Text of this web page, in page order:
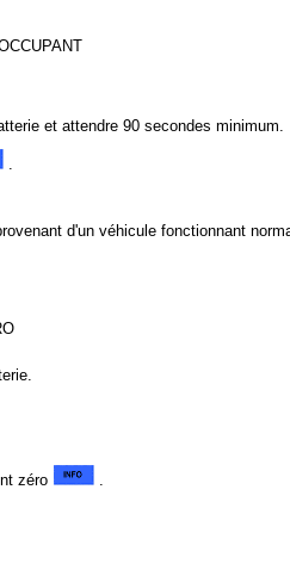
et attendre 90 secondes minimum.
.
d'un véhicule fonctionnant
zéro
.